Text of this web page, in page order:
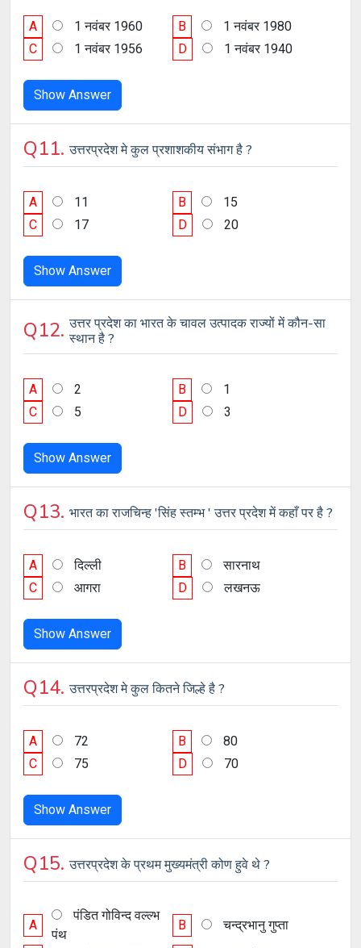
A 1 नवंबर 1960 B
1 नवंबर 1980
C
1 नवंबर 1956 D 1 नवंबर 1940
Show Answer
Q11.उत्तरप्रदेश मे कुल प्रशाशकीय संभाग है ?
A 11 B
15
C
17 D 20
Show Answer
Q12.उत्तर प्रदेश का भारत के चावल उत्पादक राज्यों में कौन-सा
स्थान है ?
A 2 B
1
C
5 D 3
Show Answer
Q13. भारत का राजचिन्ह 'सिंह स्तम्भ ' उत्तर प्रदेश में कहाँ पर है ?
A दिल्ली B
सारनाथ
C
आगरा D लखनऊ
Show Answer
Q14.उत्तरप्रदेश मे कुल कितने जिल्हे है ?
A 72 B
80
C
75 D 70
Show Answer
Q15.उत्तरप्रदेश के प्रथम मुख्यमंत्री कोण हुवे थे ?
A
पंडित गोविन्द वल्ल्भ
पंथ
B
चन्द्रभानु गुप्ता